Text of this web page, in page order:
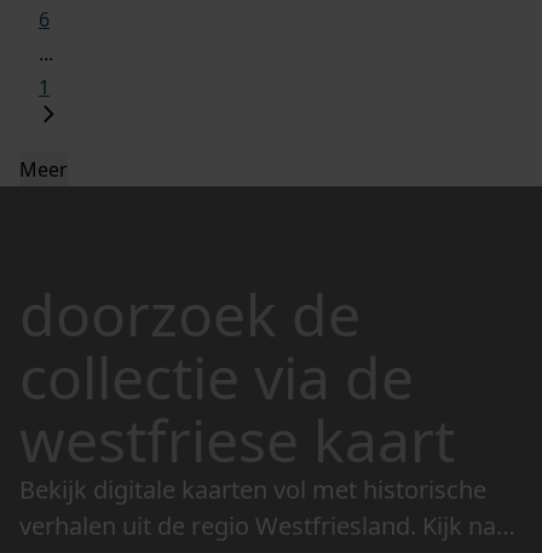
6
...
1
Meer
doorzoek de
collectie via de
westfriese kaart
Bekijk digitale kaarten vol met historische
verhalen uit de regio Westfriesland. Kijk naar